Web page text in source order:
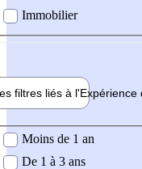
Immobilier
filtres liés à l'Expérience
demandée
Moins de 1 an
De 1 à 3 ans